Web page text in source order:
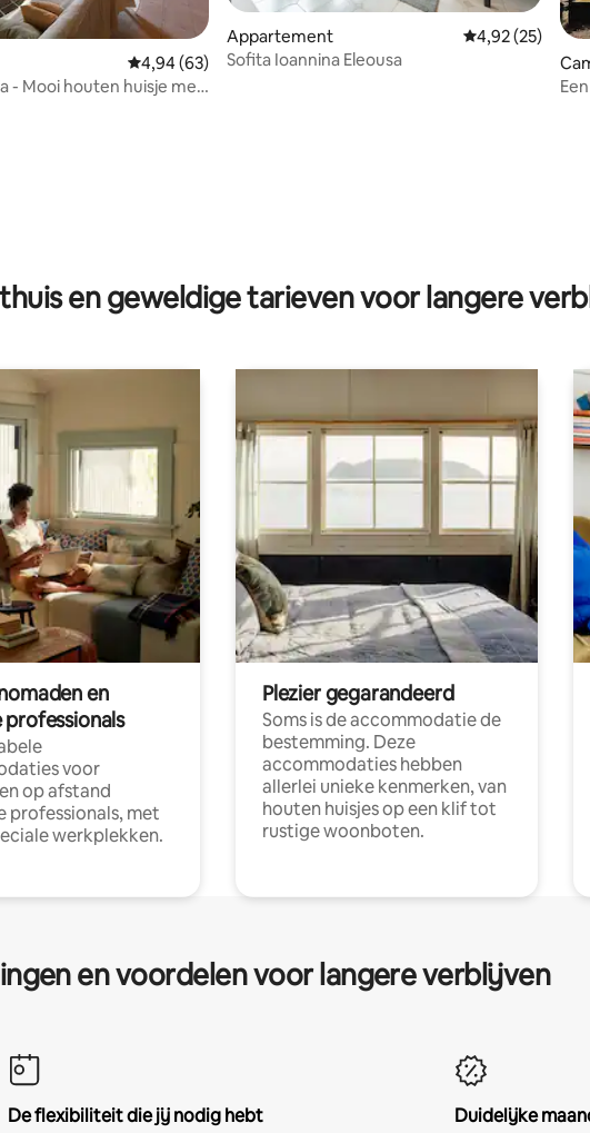
4,86 op 5, 28 recensies
Gemiddelde beoordeling van 4,94 op 5, 63 recensies
4,94 (63)
- Mooi houten huisje met
Appartement Gemiddelde
4,92 (25)
Sofita Ioannina Eleousa
en geweldige tarieven voor langere
en
professionals
voor
op afstand
professionals, met
werkplekken.
Plezier gegarandeerd
Soms is de accommodatie de
bestemming. Deze
accommodaties hebben
allerlei unieke kenmerken, van
houten huisjes op een klif tot
rustige woonboten.
en voordelen voor langere verblijven
De flexibiliteit die jij nodig hebt
Duidelijke